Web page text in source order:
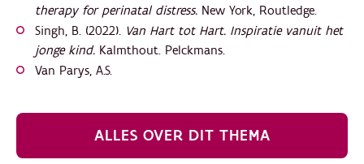
therapy for perinatal distress. New York, Routledge.
Singh, B. (2022). Van Hart tot Hart. Inspiratie vanuit het
jonge kind. Kalmthout. Pelckmans.
Van Parys, A.S.
ALLES OVER DIT THEMA